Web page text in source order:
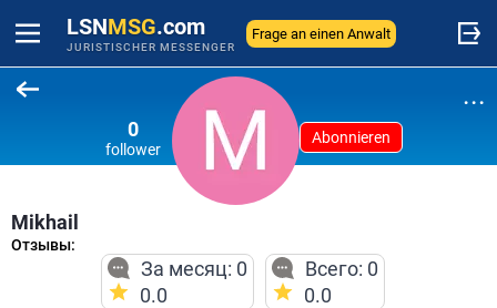
LSNMSG.com
JURISTISCHER MESSENGER
Frage an einen Anwalt
0
follower
Abonnieren
...
Mikhail
Отзывы:
За месяц: 0
0.0
Всего: 0
0.0